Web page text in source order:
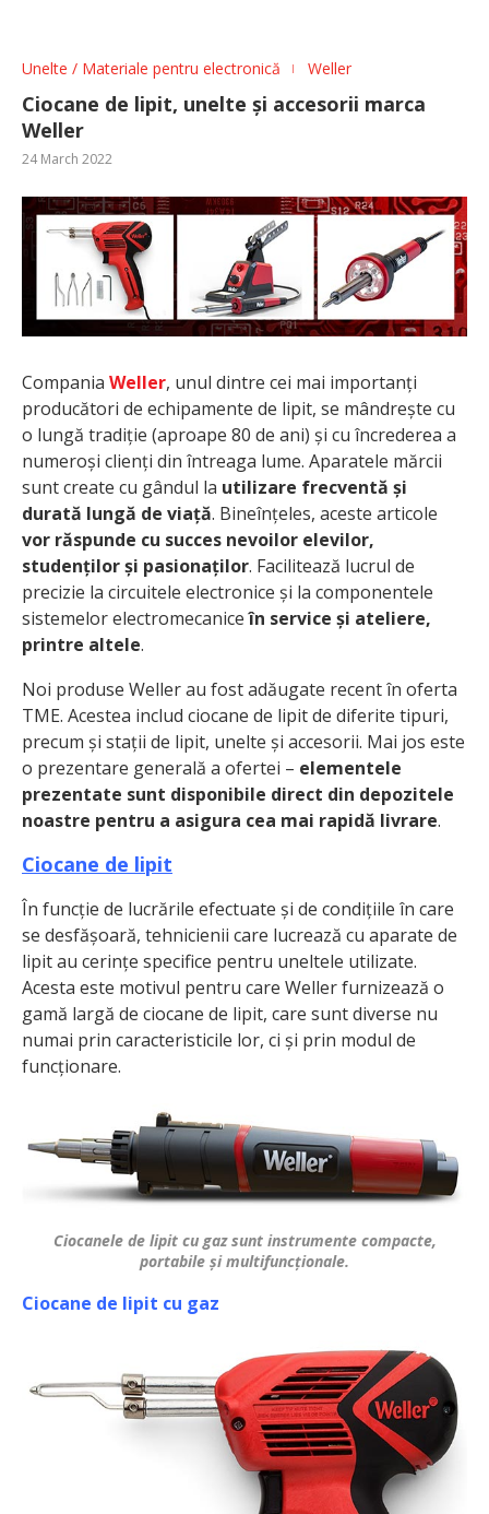
Unelte / Materiale pentru electronică Weller
Ciocane de lipit, unelte și accesorii marca
Weller
24 March 2022
Compania Weller, unul dintre cei mai importanți
producători de echipamente de lipit, se mândrește cu
o lungă tradiție (aproape 80 de ani) și cu încrederea a
numeroși clienți din întreaga lume. Aparatele mărcii
sunt create cu gândul la utilizare frecventă și
durată lungă de viață. Bineînțeles, aceste articole
vor răspunde cu succes nevoilor elevilor,
studenților și pasionaților. Facilitează lucrul de
precizie la circuitele electronice și la componentele
sistemelor electromecaniceîn service și ateliere,
printre altele.
Noi produse Weller au fost adăugate recent în oferta
TME. Acestea includ ciocane de lipit de diferite tipuri,
precum și stații de lipit, unelte și accesorii. Mai jos este
o prezentare generală a ofertei – elementele
prezentate sunt disponibile direct din depozitele
noastre pentru a asigura cea mai rapidă livrare.
Ciocane de lipit
În funcție de lucrările efectuate și de condițiile în care
se desfășoară, tehnicienii care lucrează cu aparate de
lipit au cerințe specifice pentru uneltele utilizate.
Acesta este motivul pentru care Weller furnizează o
gamă largă de ciocane de lipit, care sunt diverse nu
numai prin caracteristicile lor, ci și prin modul de
funcționare.
Ciocanele de lipit cu gaz sunt instrumente compacte,
portabile și multifuncționale.
Ciocane de lipit cu gaz